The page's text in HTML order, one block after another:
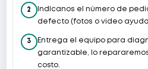
2
Indícanos el número de
defecto (fotos o video
3
Entrega el equipo para
garantizable, lo
costo.